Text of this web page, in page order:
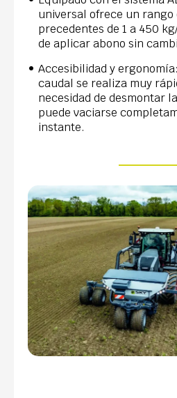
universal ofrece un rango
precedentes de 1 a 450
de aplicar abono sin
Accesibilidad y
caudal se realiza muy
necesidad de desmontar
puede vaciarse
instante.